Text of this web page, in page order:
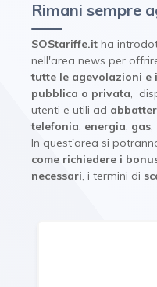
Rimani sempre
SOStariffe.it ha
nell'area news per
tutte le agevolazioni e
pubblica o privata,
utenti e utili ad
telefonia, energia, gas,
In quest'area si
come richiedere i
necessari, i termini di